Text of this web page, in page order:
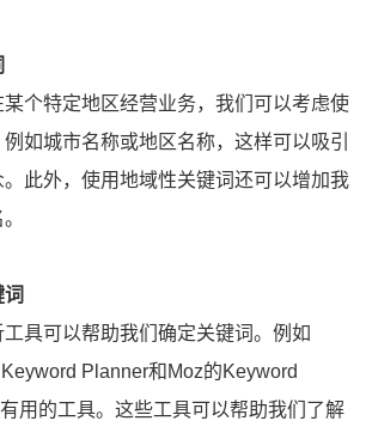
个特定地区经营业务，我们可以考虑使
如城市名称或地区名称，这样可以吸引
此外，使用地域性关键词还可以增加我
具可以帮助我们确定关键词。例如
Planner和Moz的Keyword
用的工具。这些工具可以帮助我们了解